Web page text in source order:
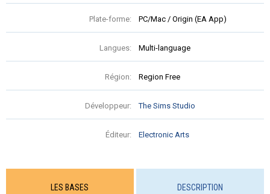
Plate-forme: PC/Mac / Origin (EA App)
Langues: Multi-language
Région: Region Free
Développeur: The Sims Studio
Éditeur: Electronic Arts
LES BASES DESCRIPTION